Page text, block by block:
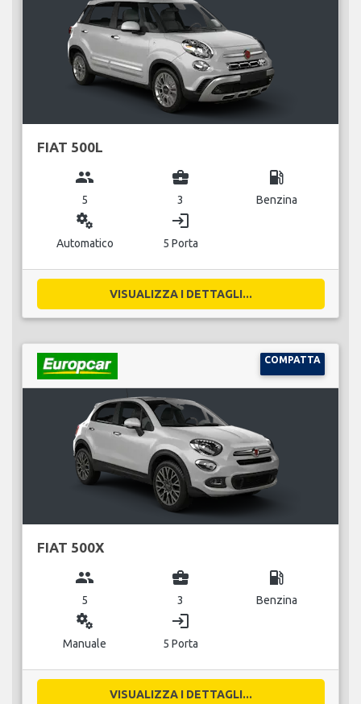
FIAT 500L
group
5
business_center
3
local_gas_station
Benzina
miscellaneous_services
Automatico
login
5 Porta
VISUALIZZA I DETTAGLI...
COMPATTA
FIAT 500X
group
5
business_center
3
local_gas_station
Benzina
miscellaneous_services
Manuale
login
5 Porta
VISUALIZZA I DETTAGLI...